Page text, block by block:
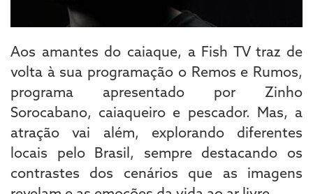
Aos amantes do caiaque, a Fish TV traz de
volta à sua programação o Remos e Rumos,
programa apresentado por Zinho
Sorocabano, caiaqueiro e pescador. Mas, a
atração vai além, explorando diferentes
locais pelo Brasil, sempre destacando os
contrastes dos cenários que as imagens